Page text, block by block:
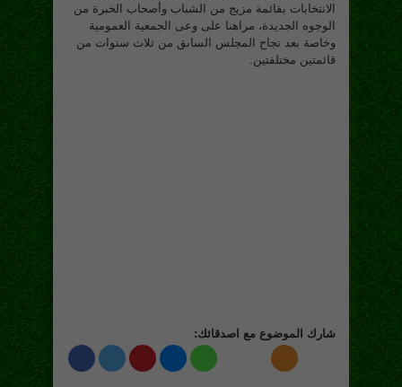
الانتخابات بقائمة مزيج من الشباب وأصحاب الخبرة من
الوجوه الجديدة، مراهنا على وعى الجمعية العمومية
وخاصة بعد نجاح المجلس السابق من ثلاث سنوات من
قائمتين مختلفتين.
شارك الموضوع مع اصدقائك: